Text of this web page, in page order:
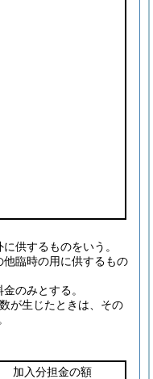
供するものをいう。
臨時の用に供するもの
のみとする。
が生じたときは、その
加入分担金の額